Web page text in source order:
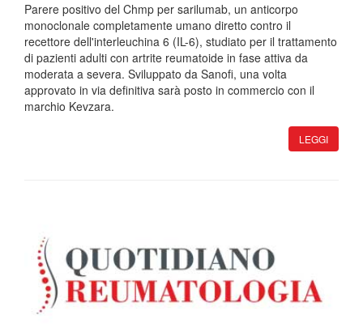
Parere positivo del Chmp per sarilumab, un anticorpo
monoclonale completamente umano diretto contro il
recettore dell'interleuchina 6 (IL-6), studiato per il trattamento
di pazienti adulti con artrite reumatoide in fase attiva da
moderata a severa. Sviluppato da Sanofi, una volta
approvato in via definitiva sarà posto in commercio con il
marchio Kevzara.
LEGGI